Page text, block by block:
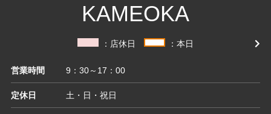
KAMEOKA
：店休日 ：本日
営業時間 9：30～17：00
定休日 土・日・祝日